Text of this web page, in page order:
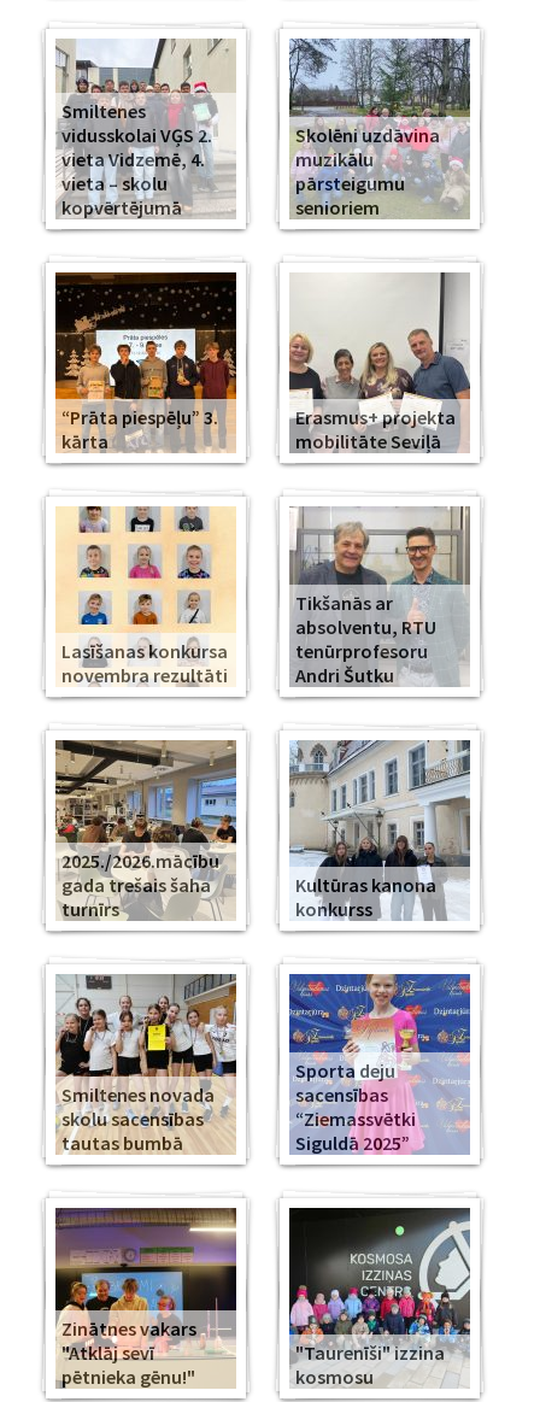
Smiltenes
vidusskolai VĢS 2.
vieta Vidzemē, 4.
vieta – skolu
kopvērtējumā
Skolēni uzdāvina
muzikālu
pārsteigumu
senioriem
“Prāta piespēļu” 3.
kārta
Erasmus+ projekta
mobilitāte Seviļā
Lasīšanas konkursa
novembra rezultāti
Tikšanās ar
absolventu, RTU
tenūrprofesoru
Andri Šutku
2025./2026.mācību
gada trešais šaha
turnīrs
Kultūras kanona
konkurss
Smiltenes novada
skolu sacensības
tautas bumbā
Sporta deju
sacensības
“Ziemassvētki
Siguldā 2025”
Zinātnes vakars
"Atklāj sevī
pētnieka gēnu!"
"Taurenīši" izzina
kosmosu